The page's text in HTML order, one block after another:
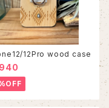
12Pro wood case